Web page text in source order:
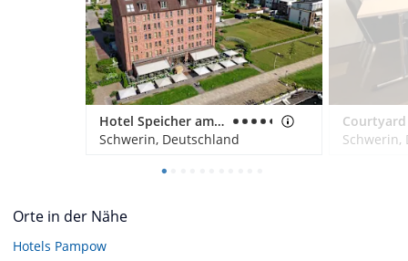
Hotel Speicher am Ziegelsee
Schwerin, Deutschland
Schwerin,
Orte in der Nähe
Hotels Pampow